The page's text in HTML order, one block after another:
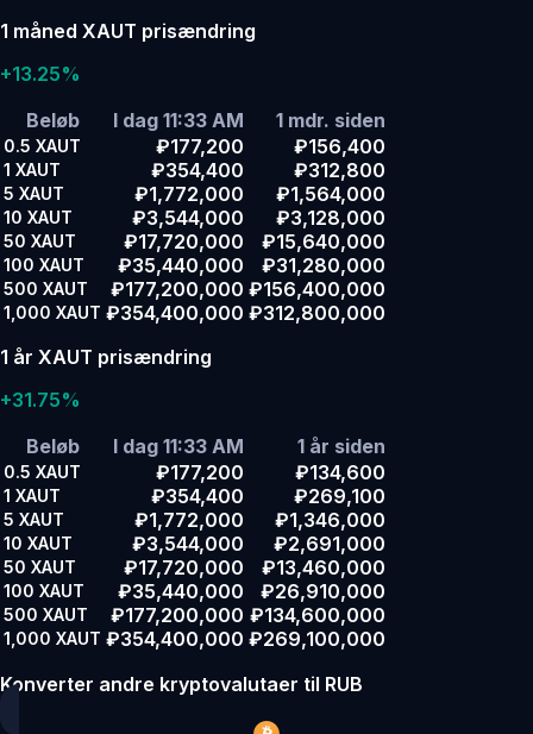
1 måned XAUT prisændring
+13.25%
Beløb
I dag 11:33 AM 1 mdr. siden
0.5 XAUT ₽177,200 ₽156,400
1 XAUT ₽354,400 ₽312,800
5 XAUT ₽1,772,000 ₽1,564,000
10 XAUT ₽3,544,000 ₽3,128,000
50 XAUT ₽17,720,000 ₽15,640,000
100 XAUT ₽35,440,000 ₽31,280,000
500 XAUT ₽177,200,000 ₽156,400,000
1,000 XAUT ₽354,400,000 ₽312,800,000
1 år XAUT prisændring
+31.75%
Beløb
I dag 11:33 AM 1 år siden
0.5 XAUT ₽177,200 ₽134,600
1 XAUT ₽354,400 ₽269,100
5 XAUT ₽1,772,000 ₽1,346,000
10 XAUT ₽3,544,000 ₽2,691,000
50 XAUT ₽17,720,000 ₽13,460,000
100 XAUT ₽35,440,000 ₽26,910,000
500 XAUT ₽177,200,000 ₽134,600,000
1,000 XAUT ₽354,400,000 ₽269,100,000
Konverter andre kryptovalutaer til RUB